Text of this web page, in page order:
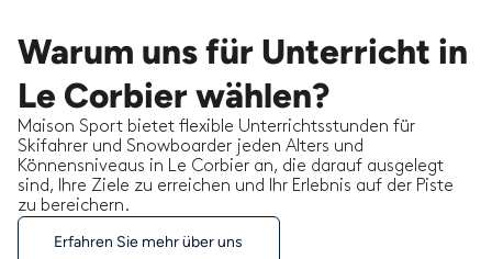
Warum uns für Unterricht in
Le Corbier wählen?
Maison Sport bietet flexible Unterrichtsstunden für
Skifahrer und Snowboarder jeden Alters und
Könnensniveaus in Le Corbier an, die darauf ausgelegt
sind, Ihre Ziele zu erreichen und Ihr Erlebnis auf der Piste
zu bereichern.
Erfahren Sie mehr über uns